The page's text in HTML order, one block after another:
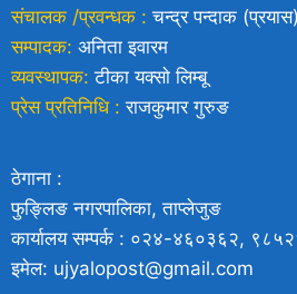
संचालक /प्रवन्धक : चन्द्र पन्दाक (प्रयास)
सम्पादक: अनिता इवारम
व्यवस्थापक: टीका यक्साे लिम्बू
प्रेस प्रतिनिधि : राजकुमार गुरुङ
ठेगाना :
फुङ्लिङ नगरपालिका, ताप्लेजुङ
कार्यालय सम्पर्क : ०२४-४६०३६२,
इमेल: ujyalopost@gmail.com